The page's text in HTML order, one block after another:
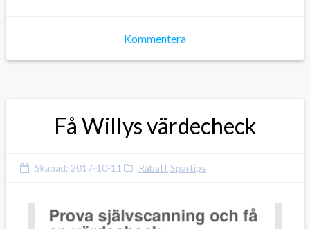
Kommentera
Få Willys värdecheck
Skapad: 2017-10-11 Rabatt Spartips